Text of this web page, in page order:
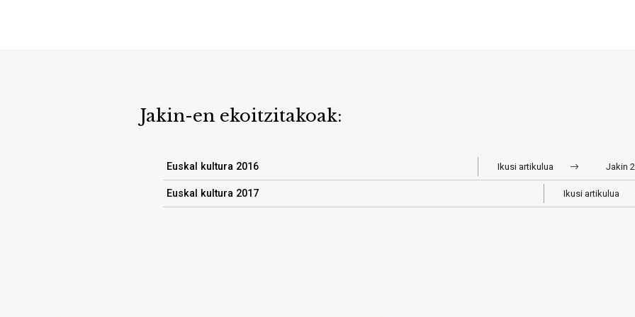
Jakin-en ekoitzitakoak:
Euskal kultura 2016 Ikusi artikulua Jakin
Euskal kultura 2017 Ikusi artikulua